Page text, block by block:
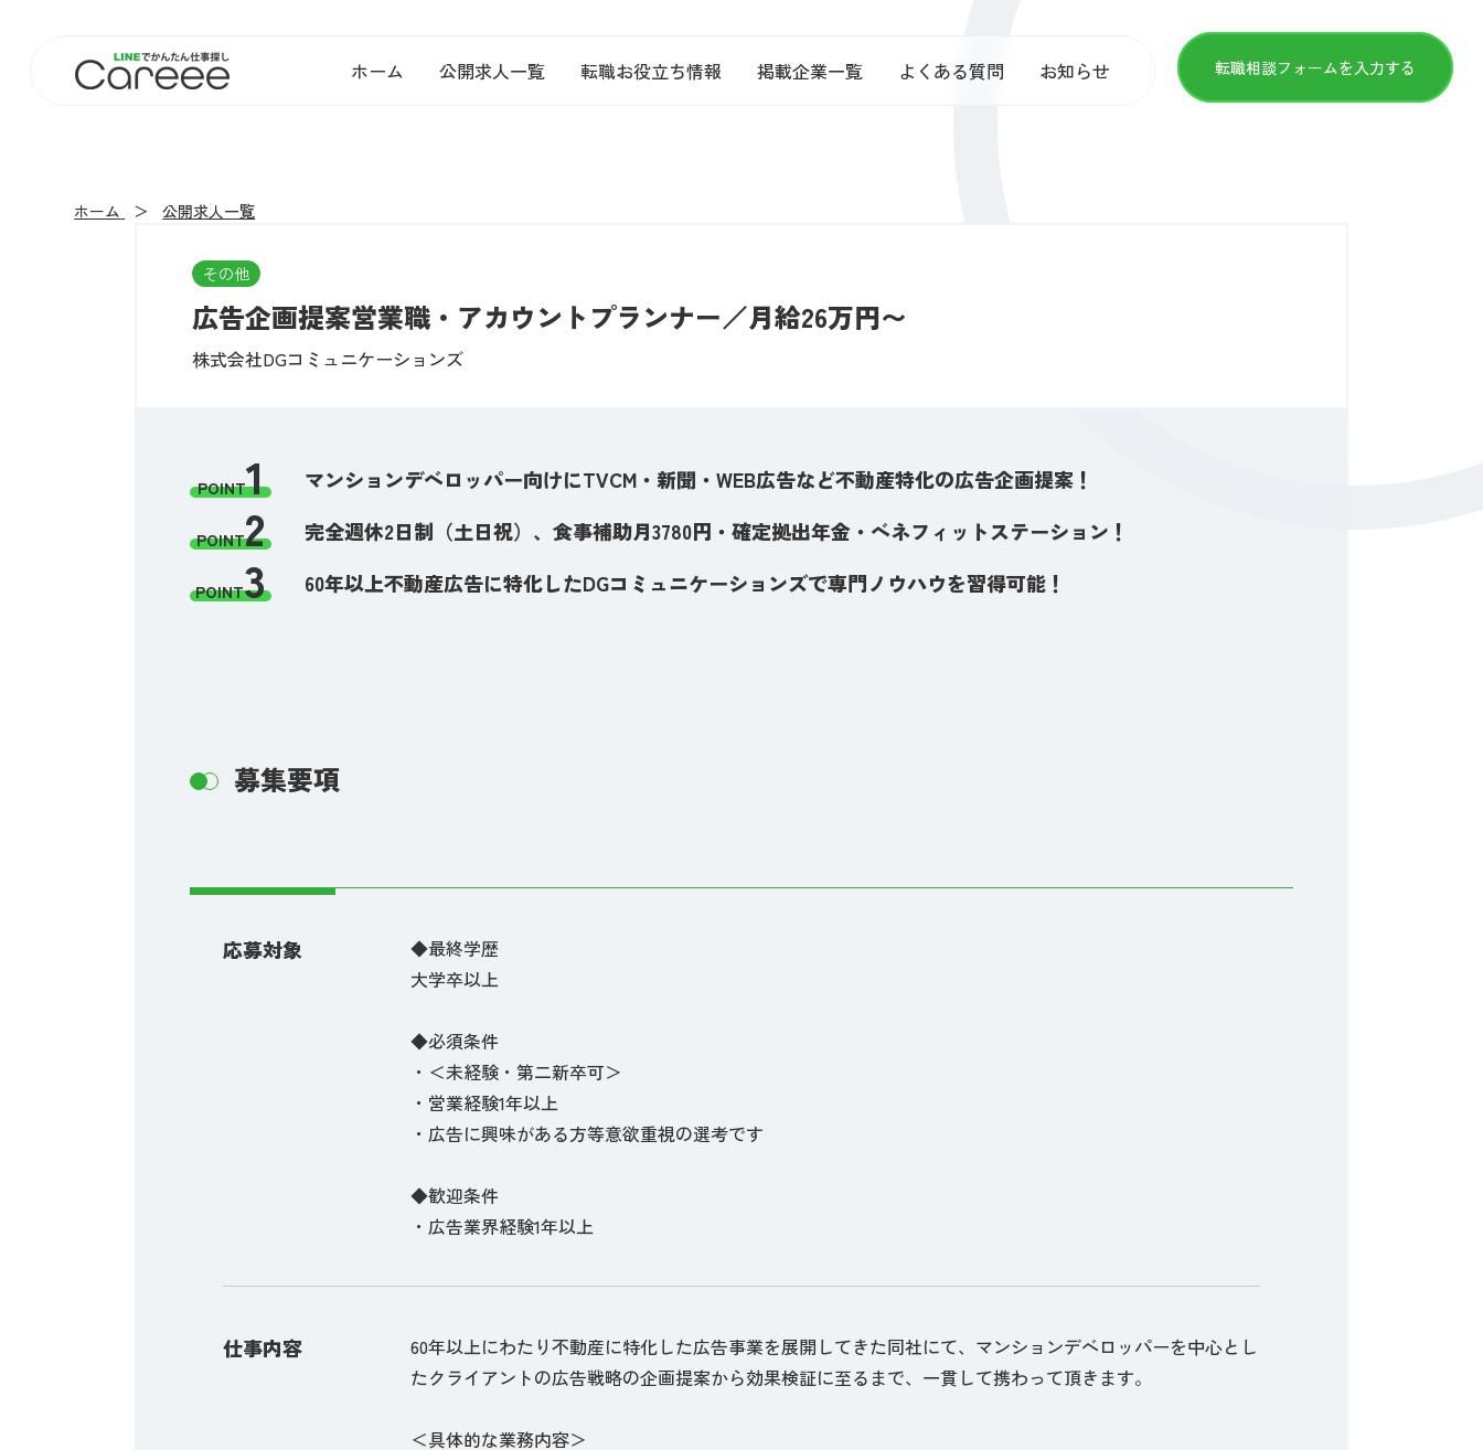
ホーム 公開求人一覧 転職お役立ち情報 掲載企業一覧 よくある質問 お知らせ 転職相談フォームを入力する
ホーム 公開求人一覧
その他
広告企画提案営業職・アカウントプランナー／月給26万円〜
株式会社DGコミュニケーションズ
POINT1 マンションデベロッパー向けにTVCM・新聞・WEB広告など不動産特化の広告企画提案！
POINT2 完全週休2日制（土日祝）、食事補助月3780円・確定拠出年金・ベネフィットステーション！
POINT3 60年以上不動産広告に特化したDGコミュニケーションズで専門ノウハウを習得可能！
募集要項
応募対象
◆最終学歴
大学卒以上
◆必須条件
・＜未経験・第二新卒可＞
・営業経験1年以上
・広告に興味がある方等意欲重視の選考です
◆歓迎条件
・広告業界経験1年以上
仕事内容
60年以上にわたり不動産に特化した広告事業を展開してきた同社にて、マンションデベロッパーを中心とし
たクライアントの広告戦略の企画提案から効果検証に至るまで、一貫して携わって頂きます。
＜具体的な業務内容＞